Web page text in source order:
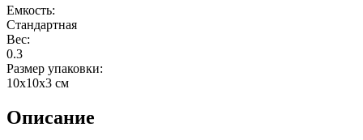
Емкость:
Стандартная
Вес:
0.3
Размер упаковки:
10x10x3 см
Описание